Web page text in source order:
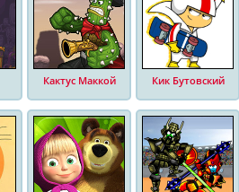
Кактус Маккой Кик Бутовский